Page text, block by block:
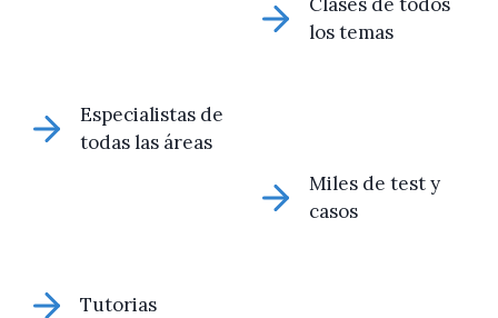
los temas
Especialistas de
todas las áreas
Miles de test y
casos
Tutorias